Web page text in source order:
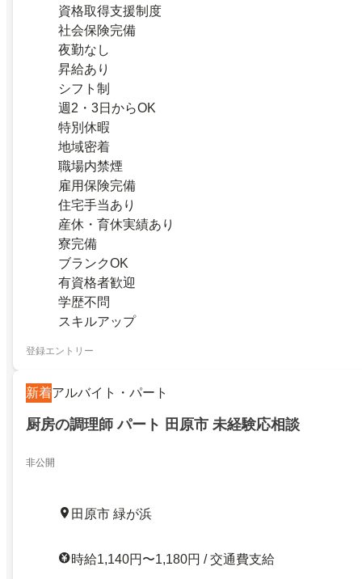
資格取得支援制度
社会保険完備
夜勤なし
昇給あり
シフト制
週2・3日からOK
特別休暇
地域密着
職場内禁煙
雇用保険完備
住宅手当あり
産休・育休実績あり
寮完備
ブランクOK
有資格者歓迎
学歴不問
スキルアップ
登録エントリー
新着アルバイト・パート
厨房の調理師 パート 田原市 未経験応相談
非公開
田原市 緑が浜
時給1,140円〜1,180円 / 交通費支給